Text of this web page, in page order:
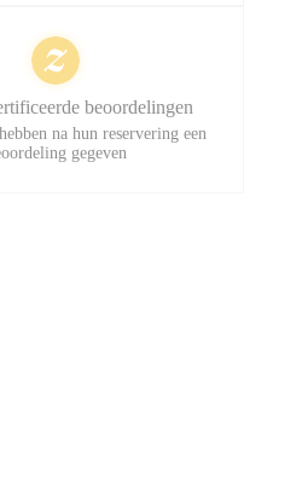
beoordelingen
na hun reservering een
gegeven